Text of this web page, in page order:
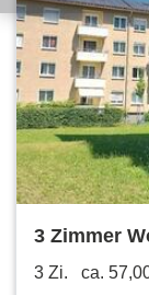
3 Zimmer
3 Zi. ca.